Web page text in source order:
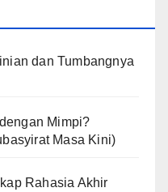
dan Tumbangnya
Mimpi?
Masa Kini)
Rahasia Akhir